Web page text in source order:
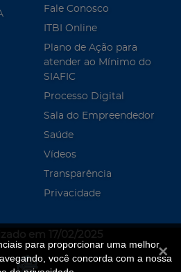
para proporcionar uma melhor
você concorda com a nossa
Fale Conosco
ITBI Online
Plano de Ação para
atender ao Mínimo do
SIAFIC
Processo Digital
Sala do Empreendedor
Saúde
Vídeos
Transparência
Privacidade
em 17/02/2025